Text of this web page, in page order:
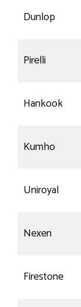
Dunlop
Pirelli
Hankook
Kumho
Uniroyal
Nexen
Firestone